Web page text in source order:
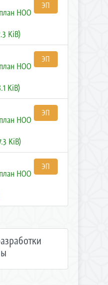
НОО
KiB)
ЭП
НОО
KiB)
ЭП
НОО
KiB)
ЭП
НОО
ЭП